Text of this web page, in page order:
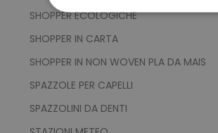
SHOPPER ECOLOGICHE
SHOPPER IN CARTA
SHOPPER IN NON WOVEN PLA DA MAIS
SPAZZOLE PER CAPELLI
SPAZZOLINI DA DENTI
STRETTAMENTE NECESSARI
TARGETING